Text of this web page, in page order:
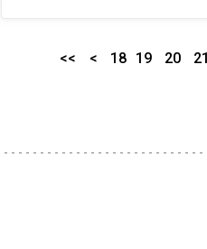
<< < 18 19 20 21